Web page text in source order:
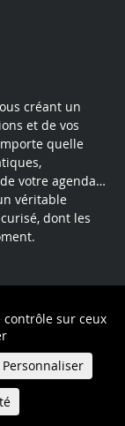
contrôle sur ceux
Personnaliser
créant un
et de vos
quelle
votre agenda…
véritable
dont les